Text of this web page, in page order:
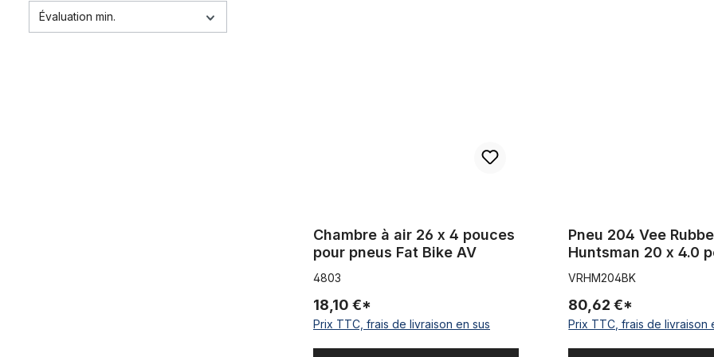
Évaluation min.
Chambre à air 26 x 4 pouces
pour pneus Fat Bike AV
4803
18,10 €*
Prix TTC, frais de livraison en sus
Pneu 204 Vee
Huntsman 20 x 4.0
noir
VRHM204BK
80,62 €*
Prix TTC, frais de livraison